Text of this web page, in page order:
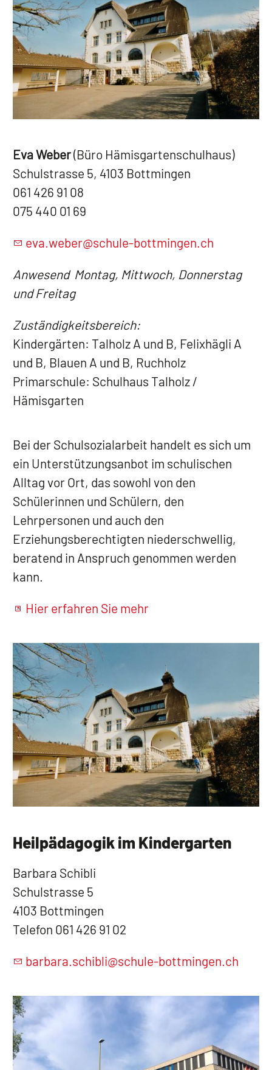
Eva Weber(Büro Hämisgartenschulhaus)
Schulstrasse 5, 4103 Bottmingen
061 426 91 08
075 440 01 69
v w b r sch l -b ttm ng n ch
Anwesend Montag, Mittwoch, Donnerstag
und Freitag
Zuständigkeitsbereich:
Kindergärten: Talholz A und B, Felixhägli A
und B, Blauen A und B, Ruchholz
Primarschule: Schulhaus Talholz /
Hämisgarten
Bei der Schulsozialarbeit handelt es sich um
ein Unterstützungsanbot im schulischen
Alltag vor Ort, das sowohl von den
Schülerinnen und Schülern, den
Lehrpersonen und auch den
Erziehungsberechtigten niederschwellig,
beratend in Anspruch genommen werden
kann.
Hier erfahren Sie mehr
Heilpädagogik im Kindergarten
Barbara Schibli
Schulstrasse 5
4103 Bottmingen
Telefon 061 426 91 02
b rb r sch bl sch l -b ttm ng n ch